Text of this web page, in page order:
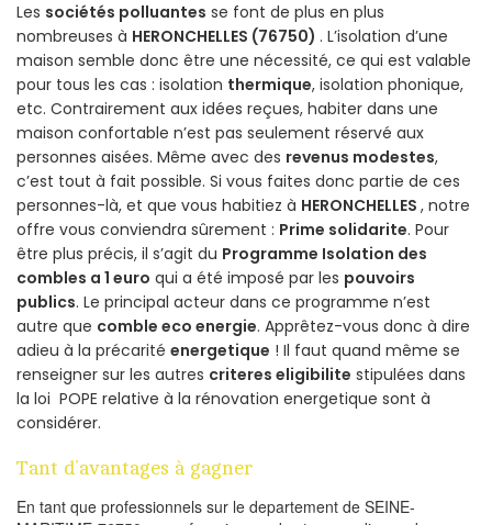
Les sociétés polluantes se font de plus en plus
nombreuses à HERONCHELLES (76750) . L’isolation d’une
maison semble donc être une nécessité, ce qui est valable
pour tous les cas : isolation thermique, isolation phonique,
etc. Contrairement aux idées reçues, habiter dans une
maison confortable n’est pas seulement réservé aux
personnes aisées. Même avec des revenus modestes,
c’est tout à fait possible. Si vous faites donc partie de ces
personnes-là, et que vous habitiez à HERONCHELLES , notre
offre vous conviendra sûrement : Prime solidarite. Pour
être plus précis, il s’agit du Programme Isolation des
combles a 1 euro qui a été imposé par les pouvoirs
publics. Le principal acteur dans ce programme n’est
autre que comble eco energie. Apprêtez-vous donc à dire
adieu à la précarité energetique ! Il faut quand même se
renseigner sur les autres criteres eligibilite stipulées dans
la loi POPE relative à la rénovation energetique sont à
considérer.
Tant d’avantages à gagner
En tant que professionnels sur le departement de SEINE-